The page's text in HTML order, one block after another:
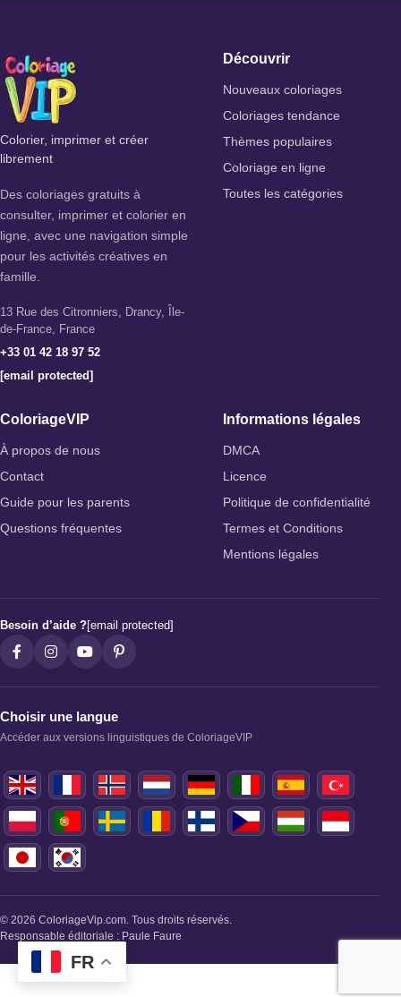
Colorier, imprimer et créer
librement
Des coloriages gratuits à
consulter, imprimer et colorier en
ligne, avec une navigation simple
pour les activités créatives en
famille.
13 Rue des Citronniers, Drancy, Île-
de-France, France
+33 01 42 18 97 52
[email protected]
Découvrir
Nouveaux coloriages
Coloriages tendance
Thèmes populaires
Coloriage en ligne
Toutes les catégories
ColoriageVIP
À propos de nous
Contact
Guide pour les parents
Questions fréquentes
Informations légales
DMCA
Licence
Politique de confidentialité
Termes et Conditions
Mentions légales
Besoin d’aide ?[email protected]
Choisir une langue
Accéder aux versions linguistiques de ColoriageVIP
© 2026 ColoriageVip.com. Tous droits réservés.
Responsable éditoriale : Paule Faure
FR